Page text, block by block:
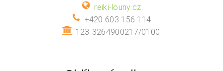
reiki-louny.cz
+420 603 156 114
123-3264900217/0100